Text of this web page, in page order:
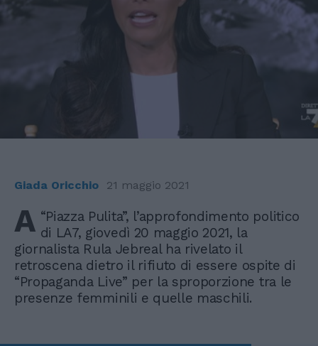
Giada Oricchio 21 maggio 2021
A “Piazza Pulita”, l’approfondimento politico
di LA7, giovedì 20 maggio 2021, la
giornalista Rula Jebreal ha rivelato il
retroscena dietro il rifiuto di essere ospite di
“Propaganda Live” per la sproporzione tra le
presenze femminili e quelle maschili.